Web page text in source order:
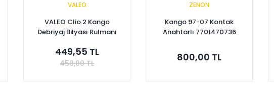
VALEO
VALEO Clio 2 Kango
Debriyaj Bilyası Rulmanı
449,55 TL
450,00 TL
ZENON
Kango 97-07 Kontak
Anahtarlı 7701470736
800,00 TL